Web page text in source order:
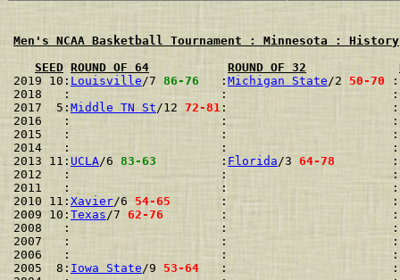
Men's NCAA Basketball Tournament : Minnesota : History
SEED ROUND OF 64 ROUND OF 32
2019 10: Louisville/7 86-76
   :
Michigan State/2 50-70
2018   :                     :
2017  5: Middle TN St/12 72-81 :
2016   :                     :
2015   :                     :
2014   :                     :
2013 11: UCLA/6 83-63
         :
Florida/3 64-78
2012   :                     :
2011   :                     :
2010 11: Xavier/6 54-65
:
2009 10: Texas/7 62-76
:
2008   :                     :
2007   :                     :
2006   :                     :
2005  8: Iowa State/9 53-64
: